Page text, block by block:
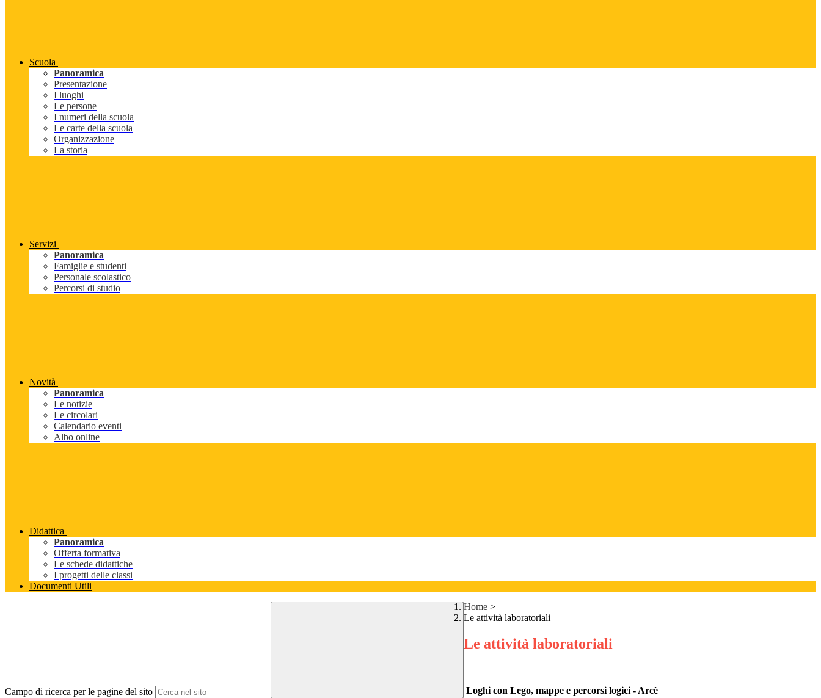
Scuola
Panoramica
Presentazione
I luoghi
Le persone
I numeri della scuola
Le carte della scuola
Organizzazione
La storia
Servizi
Panoramica
Famiglie e studenti
Personale scolastico
Percorsi di studio
Novità
Panoramica
Le notizie
Le circolari
Calendario eventi
Albo online
Didattica
Panoramica
Offerta formativa
Le schede didattiche
I progetti delle classi
Documenti Utili
Campo di ricerca per le pagine del sito
Home >
Le attività laboratoriali
Le attività laboratoriali
Loghi con Lego, mappe e percorsi logici - Arcè